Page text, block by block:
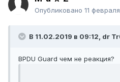
Опубликовано 11
В 11.02.2019 в 09:12, dr
BPDU Guard чем не реакция?